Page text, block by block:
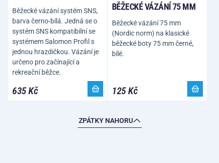
Běžecké vázání systém SNS,
barva černo-bílá. Jedná se o
systém SNS kompatibilní se
systémem Salomon Profil s
jednou hrazdičkou. Vázání je
určeno pro začínající a
rekreační běžce.
635 Kč
BĚŽECKÉ VÁZÁNÍ 75 MM
Běžecké vázání 75 mm
(Nordic norm) na klasické
běžecké boty 75 mm černé,
bílé.
125 Kč
ZPÁTKY NAHORU